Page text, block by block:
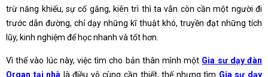
trừ năng khiếu, sự cố gắng, kiên trì thì ta vẫn còn cần một người đi
trước dẫn đường, chỉ dạy những kĩ thuật khó, truyền đạt những tích
lũy, kinh nghiệm để học nhanh và tốt hơn.
Vì thế vào lúc này, việc tìm cho bản thân mình một Gia sư dạy đàn
Organ tại nhà là điều vô cùng cần thiết, thế nhưng tìm Gia sư dạy